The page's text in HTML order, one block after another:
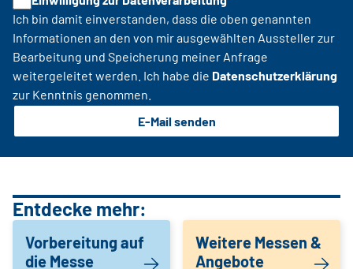
Ich bin damit einverstanden, dass die oben genannten
Informationen an den von mir ausgewählten Aussteller zur
Bearbeitung und Speicherung meiner Anfrage
weitergeleitet werden. Ich habe die Datenschutzerklärung
zur Kenntnis genommen.
E-Mail senden
Entdecke mehr:
Vorbereitung auf
die Messe
Weitere Messen &
Angebote